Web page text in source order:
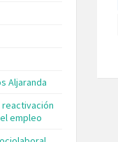
Aljaranda
reactivación
empleo